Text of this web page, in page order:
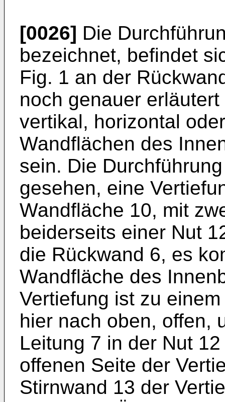
[0026] Die
bezeichnet, befindet
Fig. 1 an der
noch genauer
vertikal, horizontal
Wandflächen des
sein. Die
gesehen, eine
Wandfläche 10, mit
beiderseits einer Nut
die Rückwand 6, es
Wandfläche des
Vertiefung ist zu
hier nach oben, offen,
Leitung 7 in der Nut
offenen Seite der
Stirnwand 13 der